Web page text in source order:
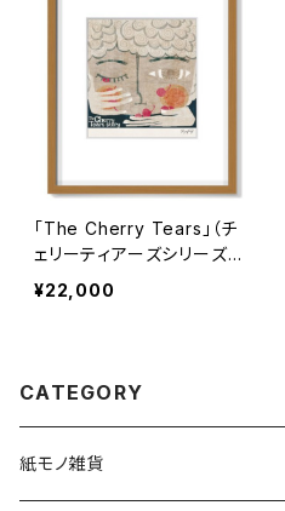
「The Cherry Tears」（チ
ェリーティアーズシリーズ）
69枚限定
¥22,000
CATEGORY
紙モノ雑貨